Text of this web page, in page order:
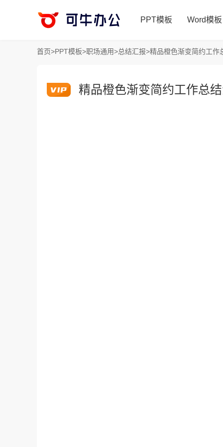
PPT模板 Word模板
首页>PPT模板>职场通用>总结汇报>精品橙色渐变简约工作
精品橙色渐变简约工作总